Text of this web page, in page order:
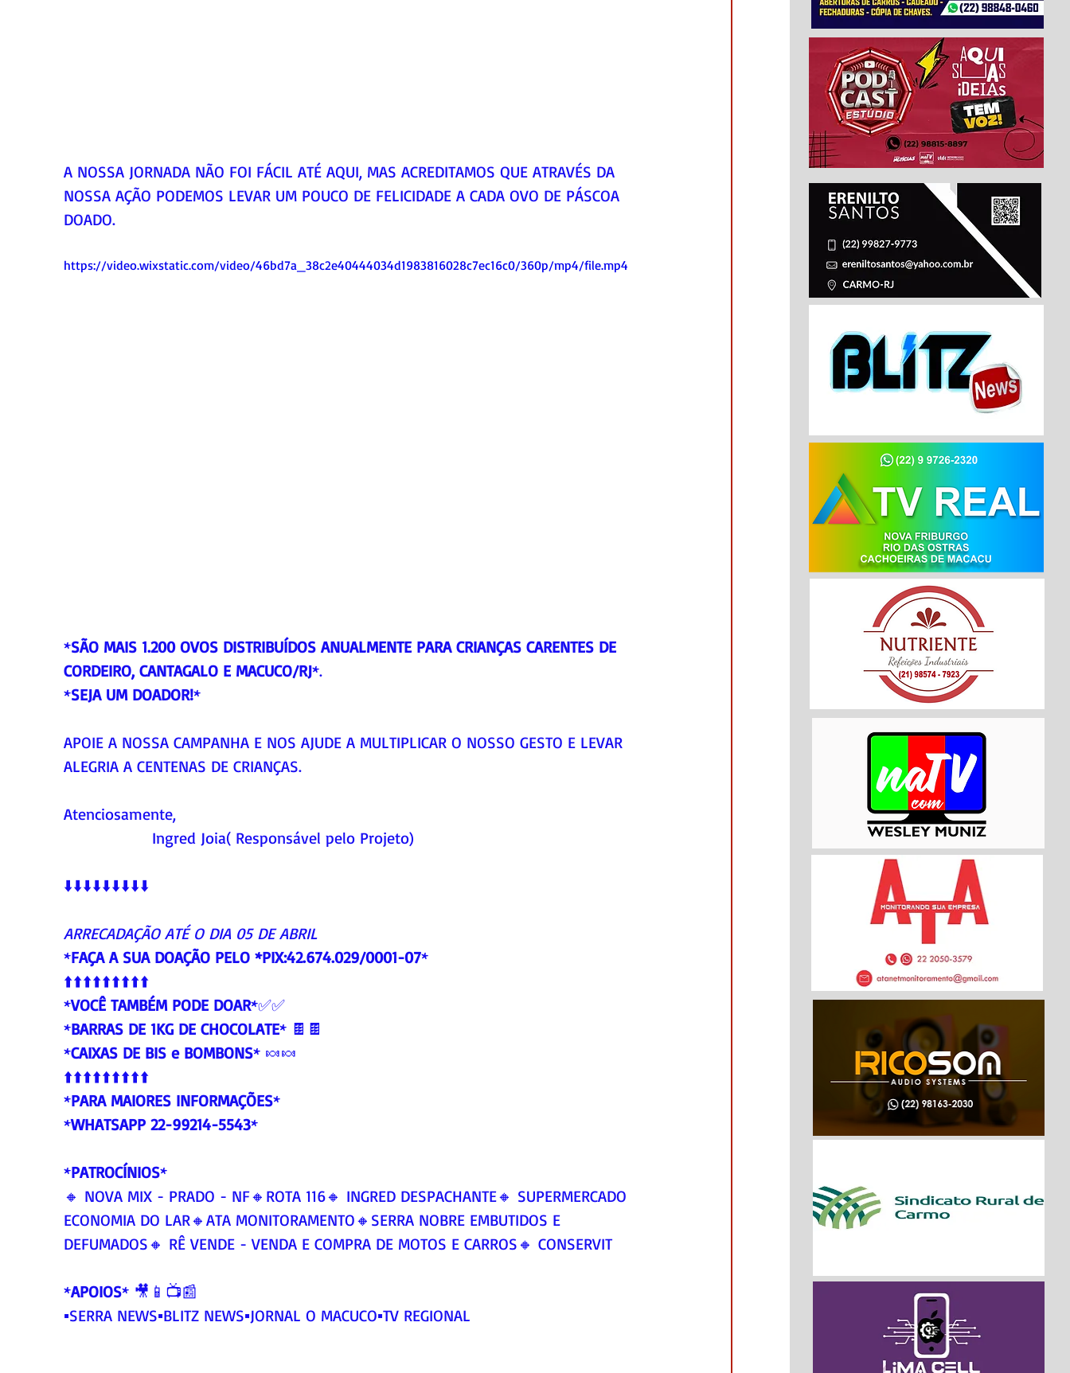
A NOSSA JORNADA NÃO FOI FÁCIL ATÉ AQUI, MAS ACREDITAMOS QUE ATRAVÉS DA
NOSSA AÇÃO PODEMOS LEVAR UM POUCO DE FELICIDADE A CADA OVO DE PÁSCOA
DOADO.
https://video.wixstatic.com/video/46bd7a_38c2e40444034d1983816028c7ec16c0/360p/mp4/file.mp4
*SÃO MAIS 1.200 OVOS DISTRIBUÍDOS ANUALMENTE PARA CRIANÇAS CARENTES DE
CORDEIRO, CANTAGALO E MACUCO/RJ*.
*SEJA UM DOADOR!*
APOIE A NOSSA CAMPANHA E NOS AJUDE A MULTIPLICAR O NOSSO GESTO E LEVAR
ALEGRIA A CENTENAS DE CRIANÇAS.
Atenciosamente,
Ingred Joia( Responsável pelo Projeto)
⬇️⬇️⬇️⬇️⬇️⬇️⬇️⬇️⬇️
ARRECADAÇÃO ATÉ O DIA 05 DE ABRIL
*FAÇA A SUA DOAÇÃO PELO *PIX:42.674.029/0001-07*
⬆️⬆️⬆️⬆️⬆️⬆️⬆️⬆️⬆️
*VOCÊ TAMBÉM PODE DOAR*✅✅
*BARRAS DE 1KG DE CHOCOLATE* 🍫🍫
*CAIXAS DE BIS e BOMBONS* 🍬🍬
⬆️⬆️⬆️⬆️⬆️⬆️⬆️⬆️⬆️
*PARA MAIORES INFORMAÇÕES*
*WHATSAPP 22-99214-5543*
*PATROCÍNIOS*
🔸 NOVA MIX - PRADO - NF🔸ROTA 116🔸 INGRED DESPACHANTE🔸 SUPERMERCADO
ECONOMIA DO LAR🔸ATA MONITORAMENTO🔸SERRA NOBRE EMBUTIDOS E
DEFUMADOS🔸 RÊ VENDE - VENDA E COMPRA DE MOTOS E CARROS🔸 CONSERVIT
*APOIOS* 🎥📱📺📰
▪️SERRA NEWS▪️BLITZ NEWS▪️JORNAL O MACUCO▪️TV REGIONAL